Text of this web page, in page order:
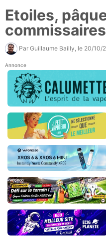
Etoiles,
commissaires
Par Guillaume Bailly , le 20/10/
Annonce